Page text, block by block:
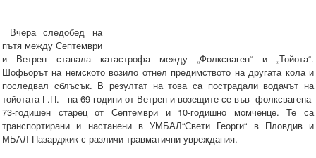
Вчера следобед на
пътя между Септември
и Ветрен станала катастрофа между „Фолксваген“ и „Тойота“.
Шофьорът на немското возило отнел предимството на другата кола и
последвал сблъсък. В резултат на това са пострадали водачът на
тойотата Г.П.- на 69 години от Ветрен и возещите се във фолксвагена
73-годишен старец от Септември и 10-годишно момченце. Те са
транспортирани и настанени в УМБАЛ“Свети Георги“ в Пловдив и
МБАЛ-Пазарджик с различи травматични увреждания.